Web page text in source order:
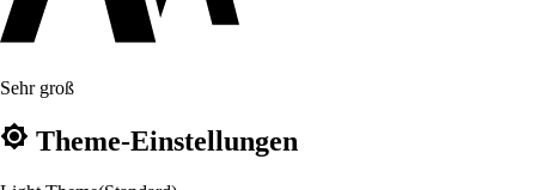
Sehr groß
Theme-Einstellungen